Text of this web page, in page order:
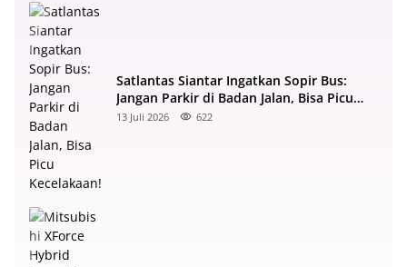
Satlantas Siantar Ingatkan Sopir Bus:
Jangan Parkir di Badan Jalan, Bisa Picu
Kecelakaan!
13 Juli 2026 622